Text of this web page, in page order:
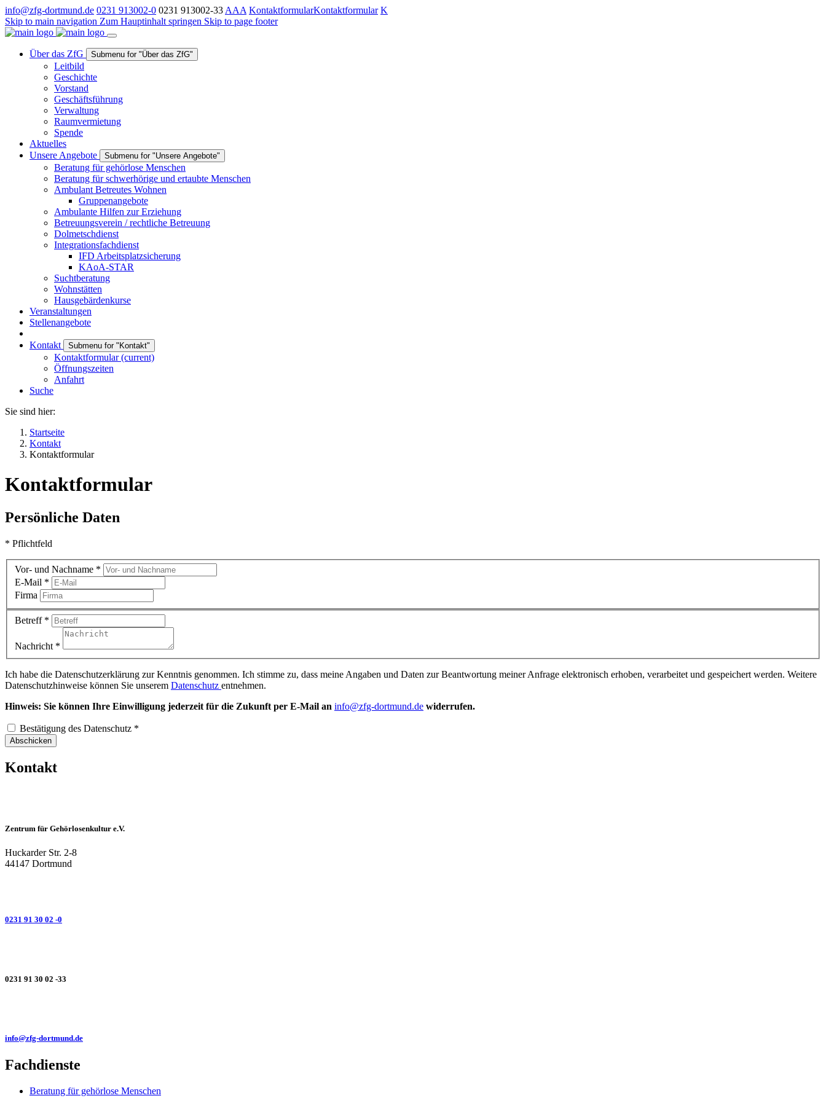
info@zfg-dortmund.de 0231 913002-0 0231 913002-33 AAA KontaktformularKontaktformular K
Skip to main navigation Zum Hauptinhalt springen Skip to page footer
Über das ZfG Submenu for "Über das ZfG"
Leitbild
Geschichte
Vorstand
Geschäftsführung
Verwaltung
Raumvermietung
Spende
Aktuelles
Unsere Angebote
Submenu for "Unsere Angebote"
Beratung für gehörlose Menschen
Beratung für schwerhörige und ertaubte Menschen
Ambulant Betreutes Wohnen
Gruppenangebote
Ambulante Hilfen zur Erziehung
Betreuungsverein / rechtliche Betreuung
Dolmetschdienst
Integrationsfachdienst
IFD Arbeitsplatzsicherung
KAoA-STAR
Suchtberatung
Wohnstätten
Hausgebärdenkurse
Veranstaltungen
Stellenangebote
Kontakt Submenu for "Kontakt"
Kontaktformular(current)
Öffnungszeiten
Anfahrt
Suche
Sie sind hier:
Startseite
Kontakt
Kontaktformular
Kontaktformular
Persönliche Daten
* Pflichtfeld
Vor- und Nachname *
E-Mail *
Firma
Betreff *
Nachricht *
Ich habe die Datenschutzerklärung zur Kenntnis genommen. Ich stimme zu, dass meine Angaben und Daten zur Beantwortung meiner Anfrage elektronisch erhoben, verarbeitet und gespeichert werden. Weitere
Datenschutzhinweise können Sie unserem Datenschutz entnehmen.
Hinweis: Sie können Ihre Einwilligung jederzeit für die Zukunft per E-Mail an info@zfg-dortmund.de widerrufen.
Bestätigung des Datenschutz *
Abschicken
Kontakt
Zentrum für Gehörlosenkultur e.V.
Huckarder Str. 2-8
44147 Dortmund
0231 91 30 02 -0
0231 91 30 02 -33
info@zfg-dortmund.de
Fachdienste
Beratung für gehörlose Menschen